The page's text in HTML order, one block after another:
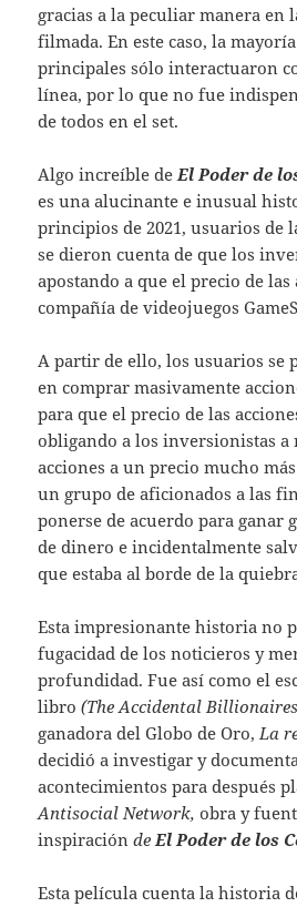
gracias a la peculiar manera en
filmada. En este caso, la
principales sólo interactuaron
línea, por lo que no fue
de todos en el set.
Algo increíble de El Poder de
es una alucinante e inusual
principios de 2021, usuarios de
se dieron cuenta de que los
apostando a que el precio de las
compañía de videojuegos
A partir de ello, los usuarios se
en comprar masivamente
para que el precio de las
obligando a los inversionistas a
acciones a un precio mucho
un grupo de aficionados a las
ponerse de acuerdo para ganar
de dinero e incidentalmente
que estaba al borde de la
Esta impresionante historia no
fugacidad de los noticieros y
profundidad. Fue así como el
libro(The Accidental
ganadora del Globo de Oro, La
decidió a investigar y
acontecimientos para después
Antisocial Network,obra y
inspiración de El Poder de los
Esta película cuenta la historia